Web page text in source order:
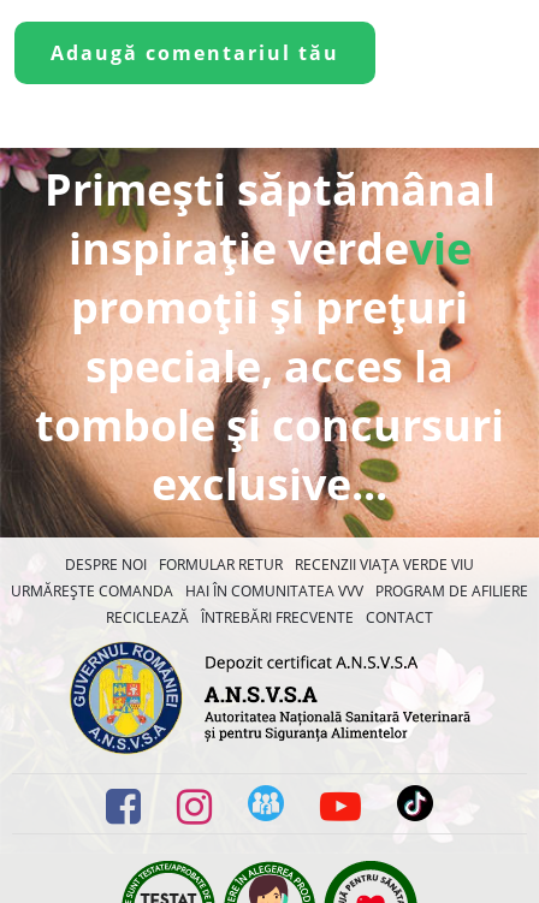
Primești săptămânal
inspirație verdevie
promoții și prețuri
speciale, acces la
tombole și concursuri
exclusive...
DESPRE NOI FORMULAR RETUR
RECENZII VIAȚA VERDE VIU
URMĂREȘTE COMANDA
HAI ÎN COMUNITATEA VVV
PROGRAM DE AFILIERE
RECICLEAZĂ ÎNTREBĂRI FRECVENTE CONTACT